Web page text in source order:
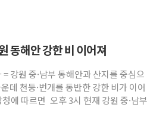
동해안 강한 비 이어져
강원 중·남부 동해안과 산지를 중심으
데 천둥·번개를 동반한 강한 비가 이어
에 따르면 오후 3시 현재 강원 중·남부